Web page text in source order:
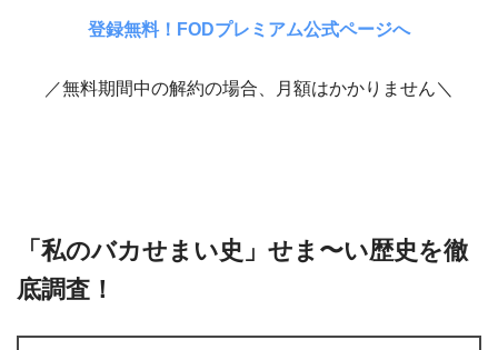
登録無料！FODプレミアム公式ページへ
／無料期間中の解約の場合、月額はかかりません＼
「私のバカせまい史」せま〜い歴史を徹
底調査！